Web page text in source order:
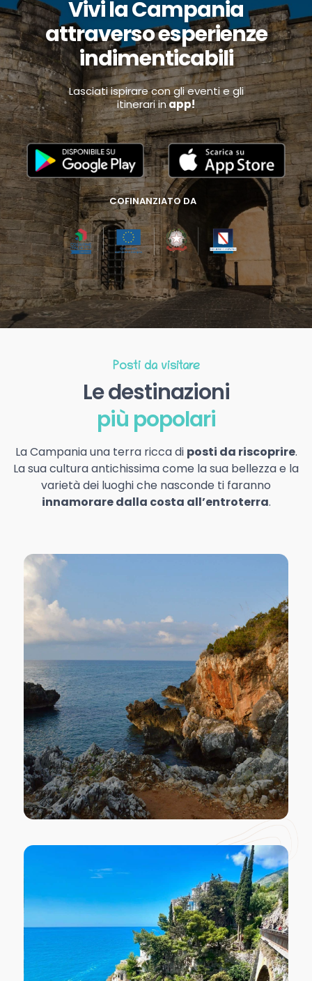
Vivi la Campania
attraverso esperienze
indimenticabili
Lasciati ispirare con gli eventi e gli
itinerari inapp!
COFINANZIATO DA
Posti da visitare
Le destinazioni
più popolari
La Campania una terra ricca di posti da riscoprire.
La sua cultura antichissima come la sua bellezza e la
varietà dei luoghi che nasconde ti faranno
innamorare dalla costa all’entroterra.